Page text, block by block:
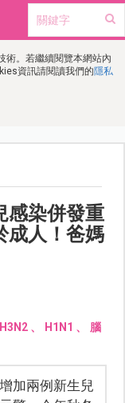
術。若繼續閱覽本網站內
資訊請閱讀我們的隱私
感染併發重
成人！爸媽
H3N2 、 H1N1 、 腦
加兩例新生兒